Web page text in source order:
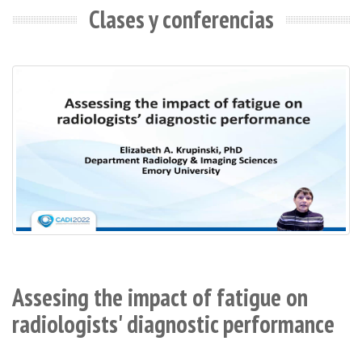
Clases y conferencias
Assesing the impact of fatigue on
radiologists' diagnostic performance